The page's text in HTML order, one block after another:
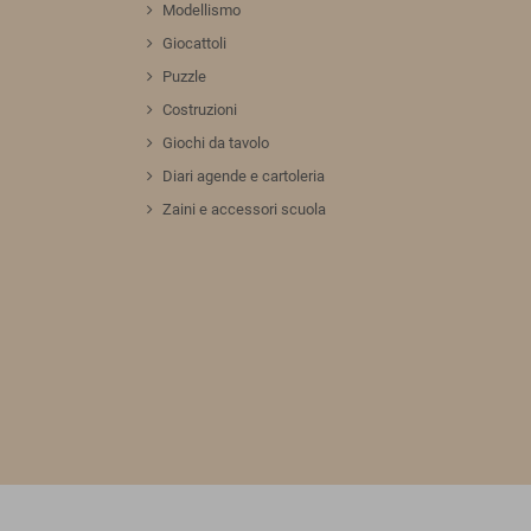
Modellismo
Giocattoli
Puzzle
Costruzioni
Giochi da tavolo
Diari agende e cartoleria
Zaini e accessori scuola